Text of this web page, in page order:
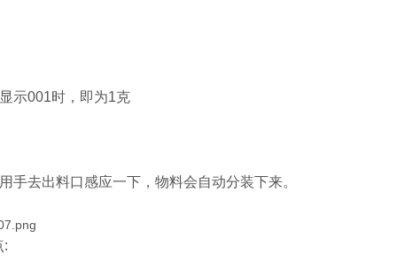
示001时，即为1克
去出料口感应一下，物料会自动分装下来。
: